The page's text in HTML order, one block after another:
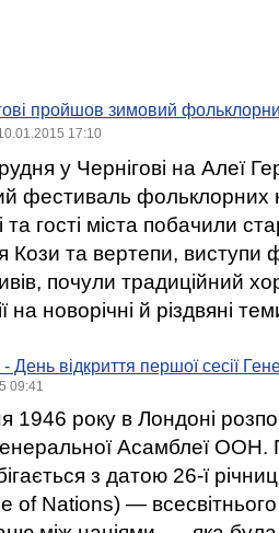
пройшов зимовий
17:10
у Чернігові на Алеї
фестиваль фольклорних
та гості міста побачили
Кози та вертепи, виступи
почули традиційний
на новорічні й різдвяні
- День відкриття першої сесії
09:41
1946 року в Лондоні
Асамблеї
з датою 26-ї
of Nations) —